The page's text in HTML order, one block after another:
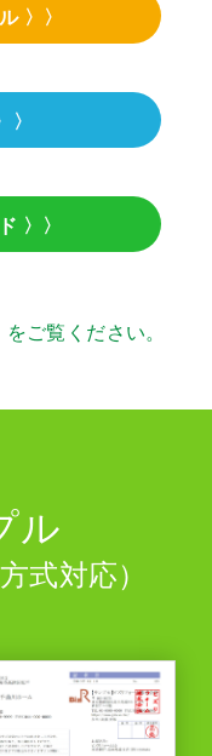
〉〉
〉
〉〉
をご覧ください。
ル
式対応）